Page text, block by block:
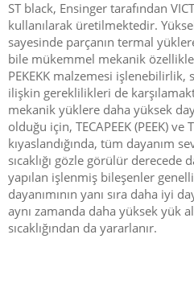
ST black, Ensinger tarafından
kullanılarak üretilmektedir. Yüksek
sayesinde parçanın termal
bile mükemmel mekanik
PEKEKK malzemesi işlenebilirlik,
ilişkin gereklilikleri de
mekanik yüklere daha yüksek
olduğu için, TECAPEEK (PEEK) ve
kıyaslandığında, tüm dayanım
sıcaklığı gözle görülür derecede
yapılan işlenmiş bileşenler
dayanımının yanı sıra daha iyi
aynı zamanda daha yüksek yük
sıcaklığından da yararlanır.